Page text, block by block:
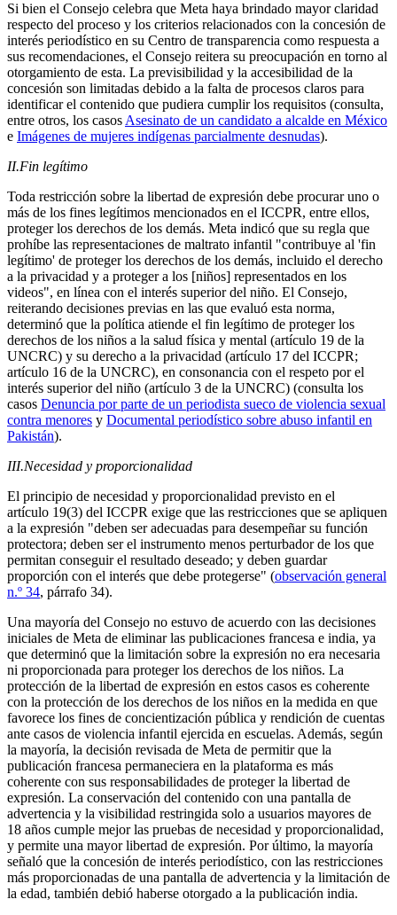
Si bien el Consejo celebra que Meta haya brindado mayor claridad
respecto del proceso y los criterios relacionados con la concesión de
interés periodístico en su Centro de transparencia como respuesta a
sus recomendaciones, el Consejo reitera su preocupación en torno al
otorgamiento de esta. La previsibilidad y la accesibilidad de la
concesión son limitadas debido a la falta de procesos claros para
identificar el contenido que pudiera cumplir los requisitos (consulta,
entre otros, los casos Asesinato de un candidato a alcalde en México
e Imágenes de mujeres indígenas parcialmente desnudas).
II.Fin legítimo
Toda restricción sobre la libertad de expresión debe procurar uno o
más de los fines legítimos mencionados en el ICCPR, entre ellos,
proteger los derechos de los demás. Meta indicó que su regla que
prohíbe las representaciones de maltrato infantil "contribuye al 'fin
legítimo' de proteger los derechos de los demás, incluido el derecho
a la privacidad y a proteger a los [niños] representados en los
videos", en línea con el interés superior del niño. El Consejo,
reiterando decisiones previas en las que evaluó esta norma,
determinó que la política atiende el fin legítimo de proteger los
derechos de los niños a la salud física y mental (artículo 19 de la
UNCRC) y su derecho a la privacidad (artículo 17 del ICCPR;
artículo 16 de la UNCRC), en consonancia con el respeto por el
interés superior del niño (artículo 3 de la UNCRC) (consulta los
casos Denuncia por parte de un periodista sueco de violencia sexual
contra menores y Documental periodístico sobre abuso infantil en
Pakistán).
III.Necesidad y proporcionalidad
El principio de necesidad y proporcionalidad previsto en el
artículo 19(3) del ICCPR exige que las restricciones que se apliquen
a la expresión "deben ser adecuadas para desempeñar su función
protectora; deben ser el instrumento menos perturbador de los que
permitan conseguir el resultado deseado; y deben guardar
proporción con el interés que debe protegerse" (observación general
n.º 34, párrafo 34).
Una mayoría del Consejo no estuvo de acuerdo con las decisiones
iniciales de Meta de eliminar las publicaciones francesa e india, ya
que determinó que la limitación sobre la expresión no era necesaria
ni proporcionada para proteger los derechos de los niños. La
protección de la libertad de expresión en estos casos es coherente
con la protección de los derechos de los niños en la medida en que
favorece los fines de concientización pública y rendición de cuentas
ante casos de violencia infantil ejercida en escuelas. Además, según
la mayoría, la decisión revisada de Meta de permitir que la
publicación francesa permaneciera en la plataforma es más
coherente con sus responsabilidades de proteger la libertad de
expresión. La conservación del contenido con una pantalla de
advertencia y la visibilidad restringida solo a usuarios mayores de
18 años cumple mejor las pruebas de necesidad y proporcionalidad,
y permite una mayor libertad de expresión. Por último, la mayoría
señaló que la concesión de interés periodístico, con las restricciones
más proporcionadas de una pantalla de advertencia y la limitación de
la edad, también debió haberse otorgado a la publicación india.